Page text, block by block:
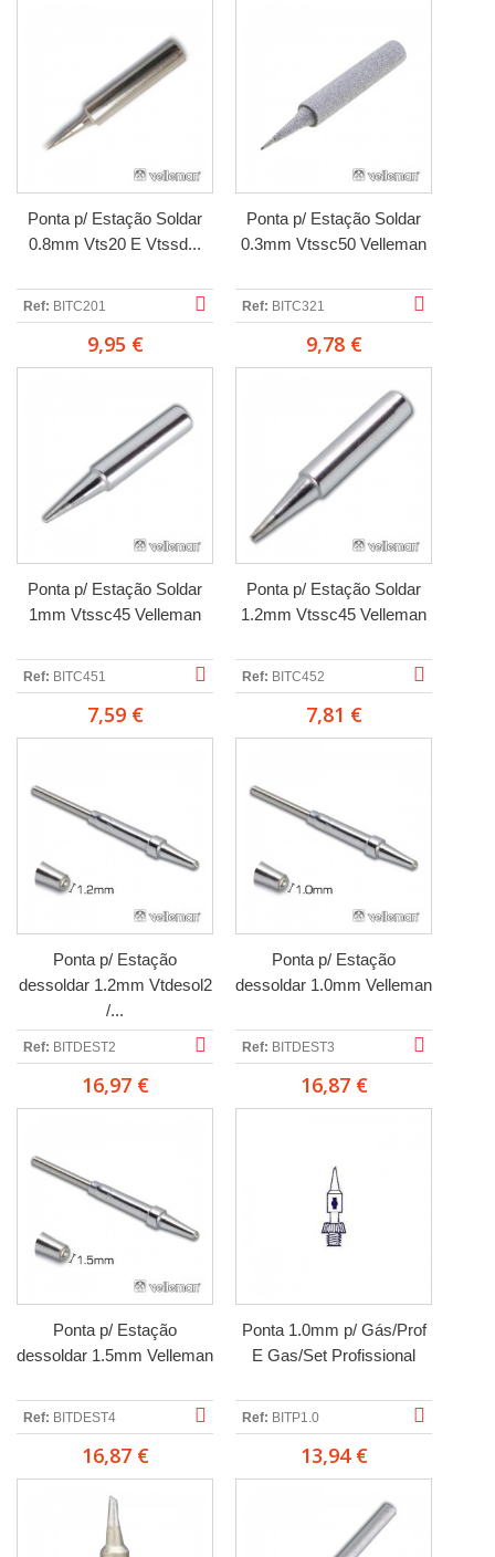
Ponta p/ Estação Soldar
0.8mm Vts20 E Vtssd...
Ref: BITC201
9,95 €
Ponta p/ Estação Soldar
0.3mm Vtssc50 Velleman
Ref: BITC321
9,78 €
Ponta p/ Estação Soldar
1mm Vtssc45 Velleman
Ref: BITC451
7,59 €
Ponta p/ Estação Soldar
1.2mm Vtssc45 Velleman
Ref: BITC452
7,81 €
Ponta p/ Estação
dessoldar 1.2mm Vtdesol2
/...
Ref: BITDEST2
16,97 €
Ponta p/ Estação
dessoldar 1.0mm Velleman
Ref: BITDEST3
16,87 €
Ponta p/ Estação
dessoldar 1.5mm Velleman
Ref: BITDEST4
16,87 €
Ponta 1.0mm p/ Gás/Prof
E Gas/Set Profissional
Ref: BITP1.0
13,94 €